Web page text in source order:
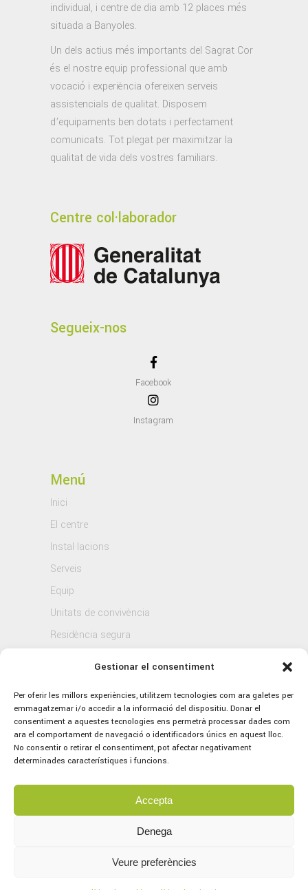
Gestionar el consentiment
Per oferir les millors experiències, utilitzem tecnologies com ara galetes per
emmagatzemar i/o accedir a la informació del dispositiu. Donar el
consentiment a aquestes tecnologies ens permetrà processar dades com
ara el comportament de navegació o identificadors únics en aquest lloc.
No consentir o retirar el consentiment, pot afectar negativament
determinades característiques i funcions.
Accepta
Denega
Veure preferències
individual, i centre de dia amb 12 places més
situada a Banyoles.
Un dels actius més importants del Sagrat Cor
és el nostre equip professional que amb
vocació i experiència ofereixen serveis
assistencials de qualitat. Disposem
d’equipaments ben dotats i perfectament
comunicats. Tot plegat per maximitzar la
qualitat de vida dels vostres familiars.
Centre col·laborador
Segueix-nos
Facebook
Instagram
Menú
Inici
El centre
Instal·lacions
Serveis
Equip
Unitats de convivència
Residència segura
Política de Privacitat
Concept bymarlon branding